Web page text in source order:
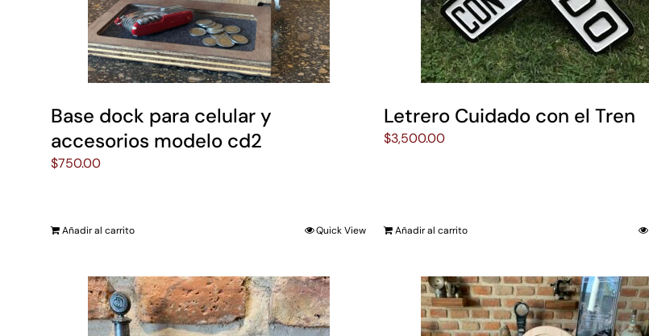
Base dock para celular y
accesorios modelo cd2
$750.00
Añadir al carrito Quick View
Letrero Cuidado con el Tren
$3,500.00
Añadir al carrito